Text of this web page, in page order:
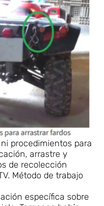
procedimientos para
arrastre y
de recolección
Método de trabajo
específica sobre